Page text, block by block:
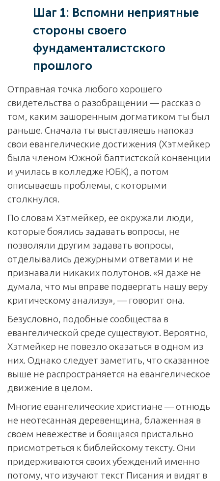
Шаг 1: Вспомни неприятные
стороны своего
фундаменталистского
прошлого
Отправная точка любого хорошего
свидетельства о разобращении — рассказ о
том, каким зашоренным догматиком ты был
раньше. Сначала ты выставляешь напоказ
свои евангелические достижения (Хэтмейкер
была членом Южной баптистской конвенции
и училась в колледже ЮБК), а потом
описываешь проблемы, с которыми
столкнулся.
По словам Хэтмейкер, ее окружали люди,
которые боялись задавать вопросы, не
позволяли другим задавать вопросы,
отделывались дежурными ответами и не
признавали никаких полутонов. «Я даже не
думала, что мы вправе подвергать нашу веру
критическому анализу», — говорит она.
Безусловно, подобные сообщества в
евангелической среде существуют. Вероятно,
Хэтмейкер не повезло оказаться в одном из
них. Однако следует заметить, что сказанное
выше не распространяется на евангелическое
движение в целом.
Многие евангелические христиане — отнюдь
не неотесанная деревенщина, блаженная в
своем невежестве и боящаяся пристально
присмотреться к библейскому тексту. Они
придерживаются своих убеждений именно
потому, что изучают текст Писания и видят в